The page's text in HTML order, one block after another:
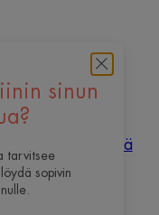
sinun
tarvitsee
sopivin
Ota
kysyttyä